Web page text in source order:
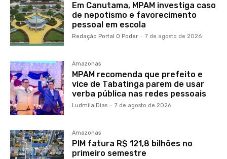
Em Canutama, MPAM investiga caso
de nepotismo e favorecimento
pessoal em escola
Redação Portal O Poder - 7 de agosto de 2026
Amazonas
MPAM recomenda que prefeito e
vice de Tabatinga parem de usar
verba pública nas redes pessoais
Ludmila Dias - 7 de agosto de 2026
Amazonas
PIM fatura R$ 121,8 bilhões no
primeiro semestre